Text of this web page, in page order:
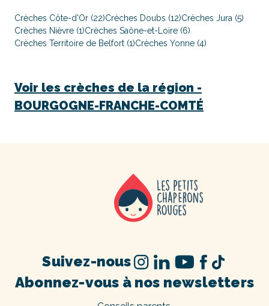
Crèches Côte-d'Or (22)Crèches Doubs (12)Crèches Jura (5)
Crèches Nièvre (1)Crèches Saône-et-Loire (6)
Crèches Territoire de Belfort (1)Crèches Yonne (4)
Voir les crèches de la région -
BOURGOGNE-FRANCHE-COMTÉ
Abonnez-vous à nos newsletters
Suivez-nous